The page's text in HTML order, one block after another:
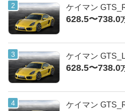
ケイマン
628.5〜738.0
ケイマン
628.5〜738.0
ケイマン